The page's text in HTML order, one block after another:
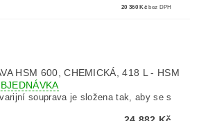
20 360 Kč bez DPH
HSM 600, CHEMICKÁ, 418 L - HSM
souprava je složena tak, aby se s